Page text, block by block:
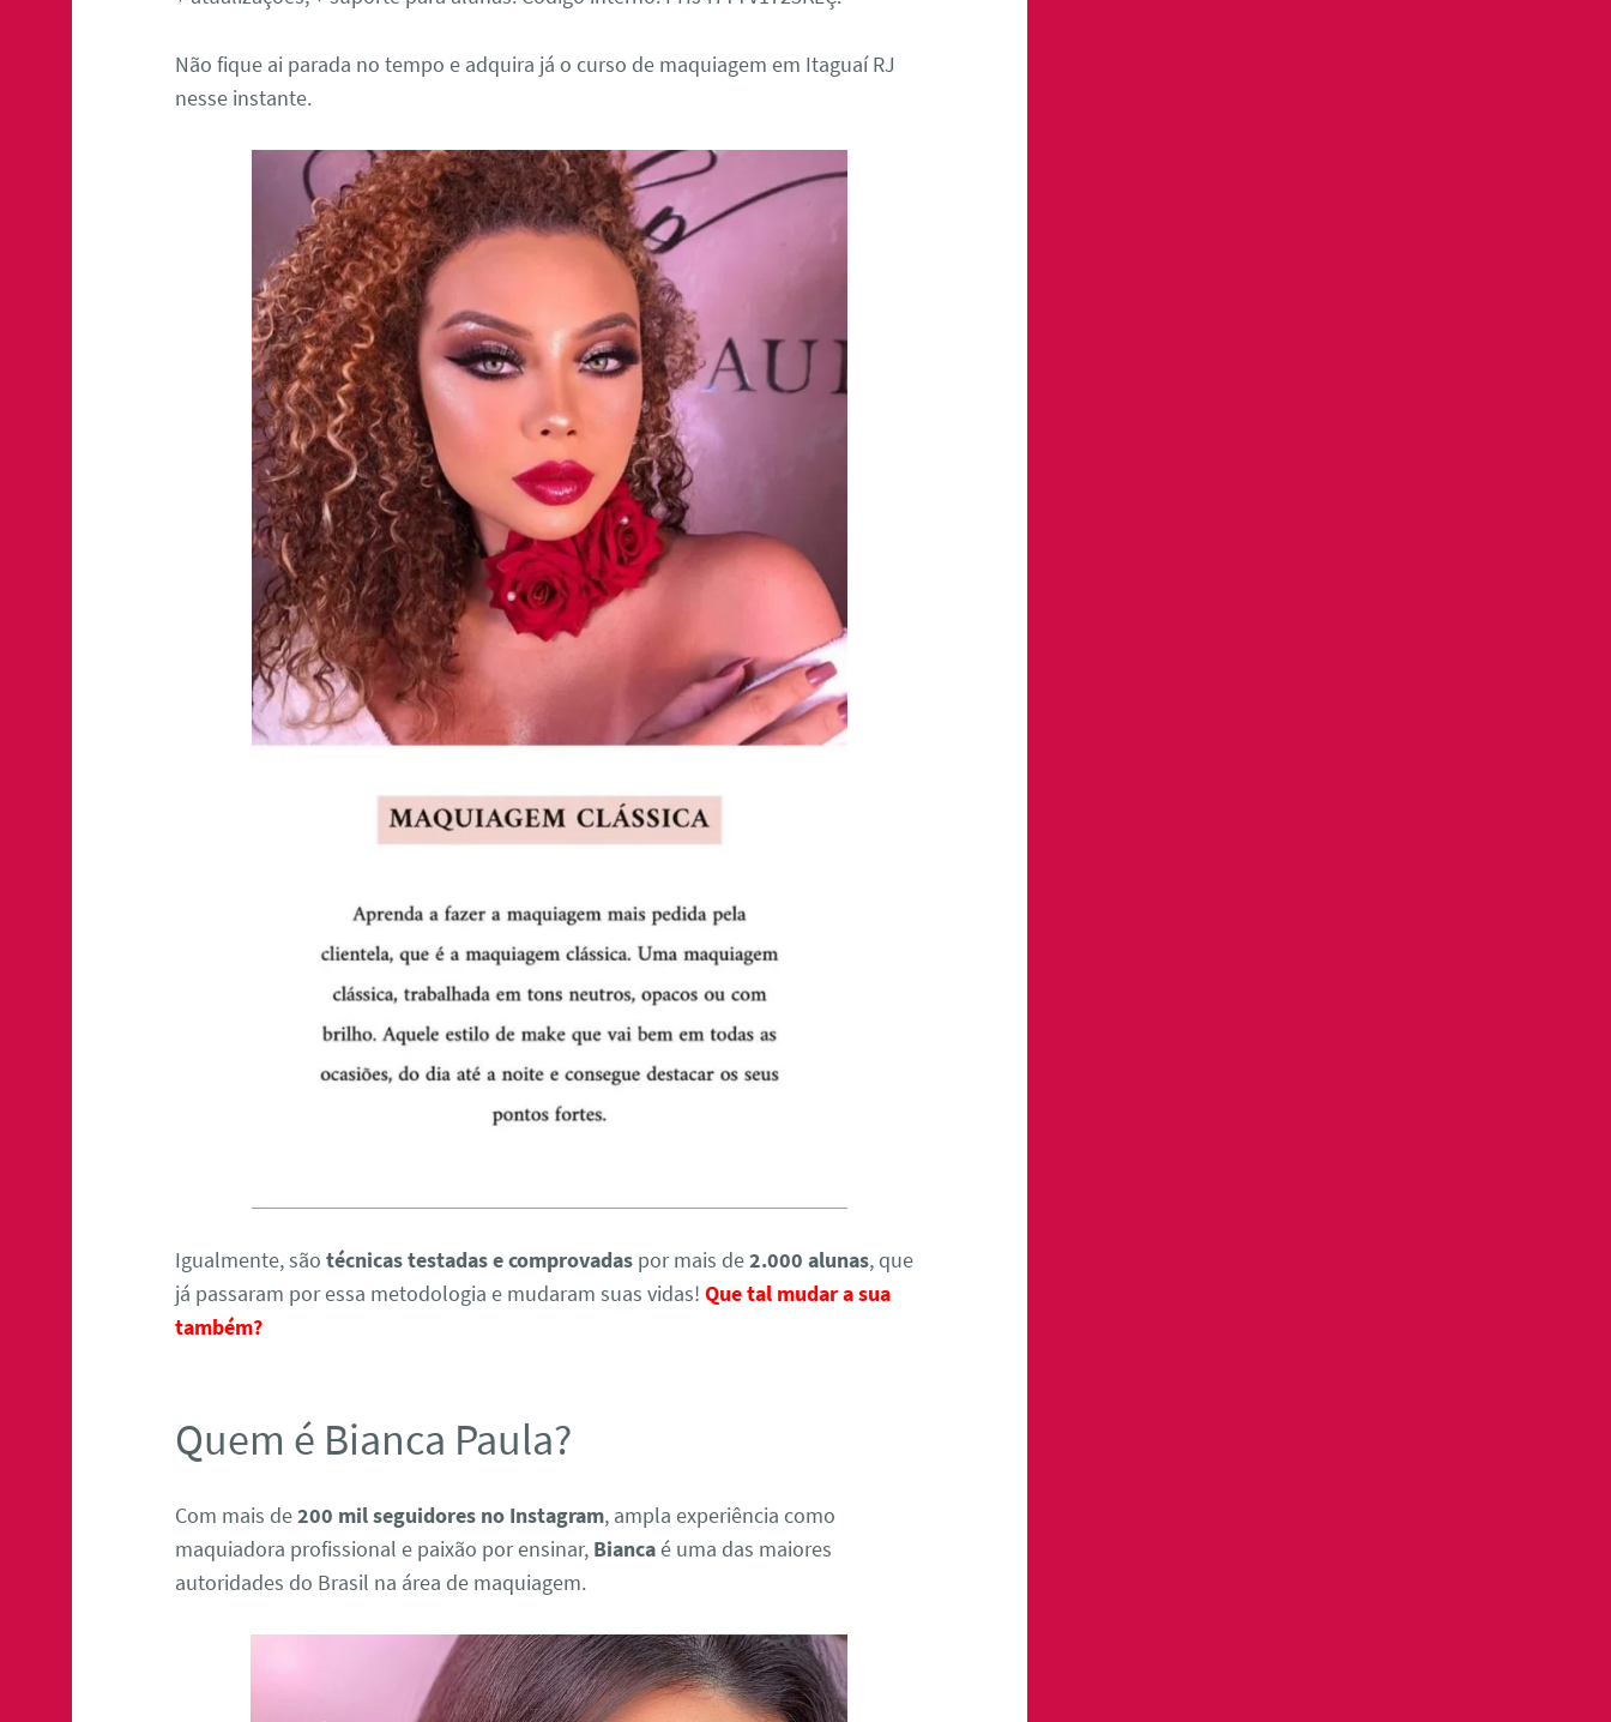
Não fique ai parada no tempo e adquira já o curso de maquiagem em Itaguaí RJ
nesse instante.
Igualmente, sãotécnicas testadas e comprovadas por mais de2.000 alunas, que
já passaram por essa metodologia e mudaram suas vidas!Que tal mudar a sua
também?
Quem é Bianca Paula?
Com mais de200 mil seguidores no Instagram, ampla experiência como
maquiadora profissional e paixão por ensinar, Biancaé uma das maiores
autoridades do Brasil na área de maquiagem.